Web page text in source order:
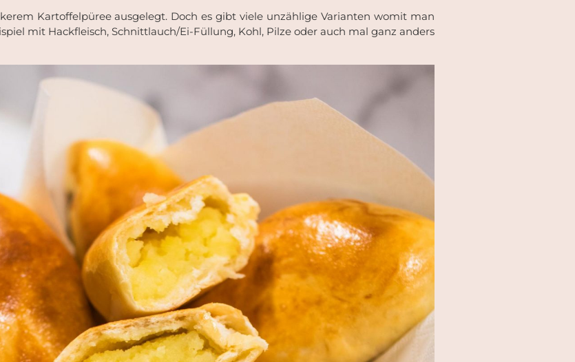
Kartoffelpüree ausgelegt. Doch es gibt viele unzählige Varianten womit man
mit Hackfleisch, Schnittlauch/Ei-Füllung, Kohl, Pilze oder auch mal ganz anders